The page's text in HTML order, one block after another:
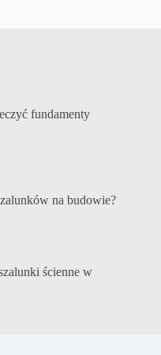
fundamenty
na budowie?
ścienne w